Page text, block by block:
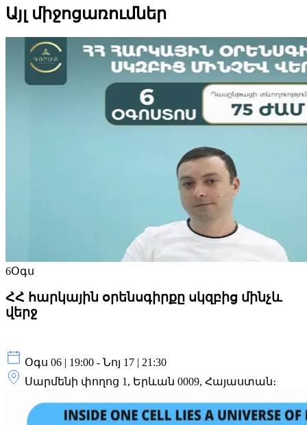
Այլ միջոցառումներ
6Օգս
ՀՀ հարկային օրենսգիրքը սկզբից մինչև
վերջ
Օգս 06 | 19:00 - Նոյ 17 | 21:30
Սարմենի փողոց 1, Երևան 0009, Հայաստան։